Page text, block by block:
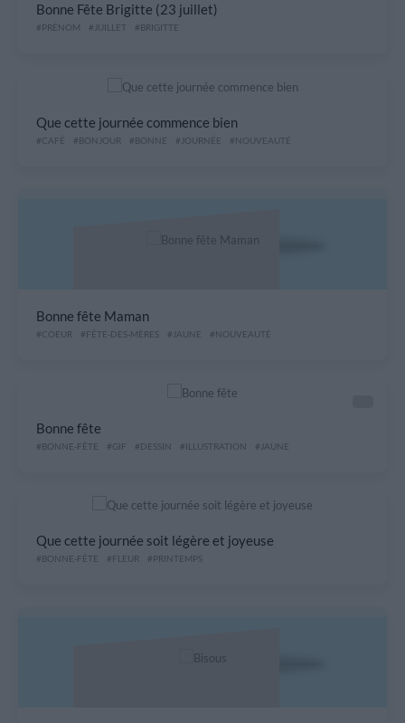
Bonne Fête Brigitte (23 juillet)
#PRÉNOM #JUILLET #BRIGITTE
Que cette journée commence bien
#CAFÉ #BONJOUR #BONNE #JOURNÉE #NOUVEAUTÉ
Bonne fête Maman
#COEUR #FÊTE-DES-MÈRES #JAUNE #NOUVEAUTÉ
Bonne fête
#BONNE-FÊTE #GIF #DESSIN #ILLUSTRATION #JAUNE
Que cette journée soit légère et joyeuse
#BONNE-FÊTE #FLEUR #PRINTEMPS